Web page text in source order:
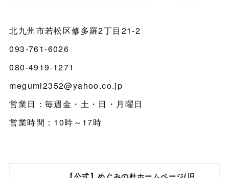
北九州市若松区修多羅2丁目21-2
093-761-6026
080-4919-1271
megumi2352@yahoo.co.jp
営業日：毎週金・土・日・月曜日
営業時間：10時～17時